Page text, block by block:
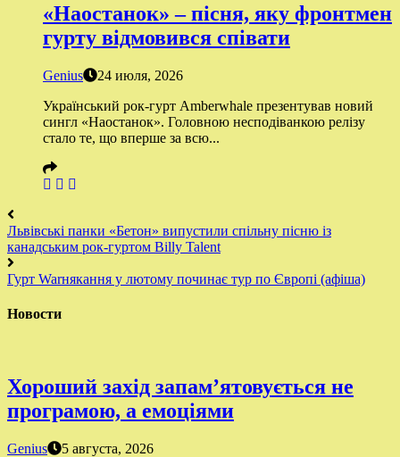
«Наостанок» – пісня, яку фронтмен
гурту відмовився співати
Genius
24 июля, 2026
Український рок-гурт Amberwhale презентував новий
сингл «Наостанок». Головною несподіванкою релізу
стало те, що вперше за всю...
Львівські панки «Бетон» випустили спільну пісню із
канадським рок-гуртом Billy Talent
Гурт Warнякання у лютому починає тур по Європі (афіша)
Новости
Хороший захід запам’ятовується не
програмою, а емоціями
Genius 5 августа, 2026